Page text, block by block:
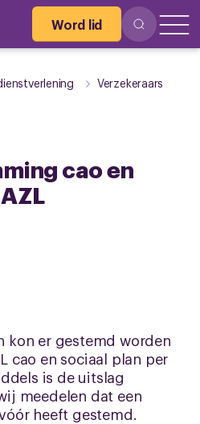
Word lid
Verzekeraars
cao en
kon er gestemd worden
cao en sociaal plan per
is de uitslag
meedelen dat een
heeft gestemd.